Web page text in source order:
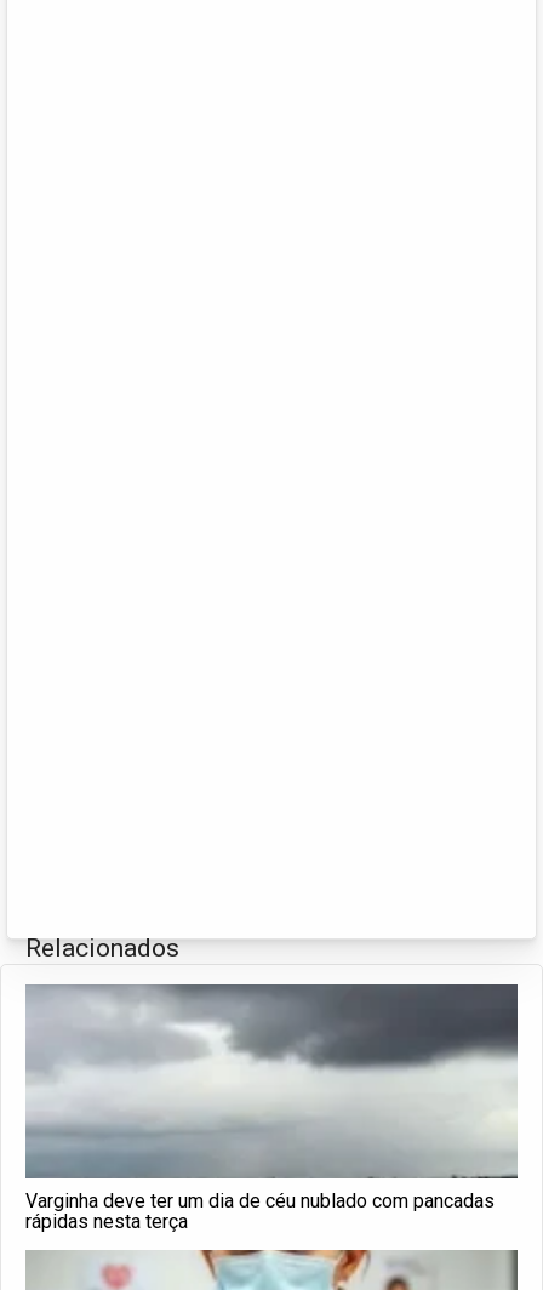
Relacionados
Varginha deve ter um dia de céu nublado com pancadas
rápidas nesta terça